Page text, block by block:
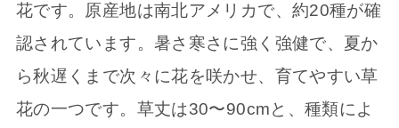
花です。原産地は南北アメリカで、約20種が確
認されています。暑さ寒さに強く強健で、夏か
ら秋遅くまで次々に花を咲かせ、育てやすい草
花の一つです。草丈は30〜90cmと、種類によ